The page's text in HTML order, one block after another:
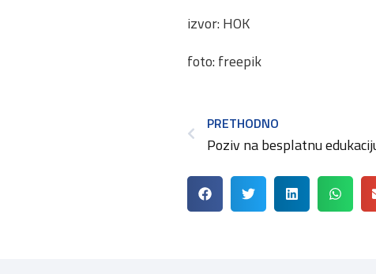
izvor: HOK
foto: freepik
PRETHODNO